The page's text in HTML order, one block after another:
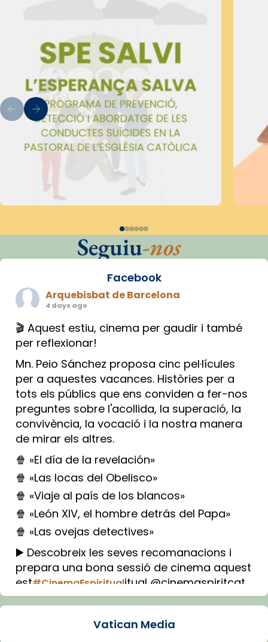
Seguiu-nos
Facebook
Arquebisbat de Barcelona
4 days ago
🎬 Aquest estiu, cinema per gaudir i també
per reflexionar!
Mn. Peio Sánchez proposa cinc pel·lícules
per a aquestes vacances. Històries per a
tots els públics que ens conviden a fer-nos
preguntes sobre l'acollida, la superació, la
convivència, la vocació i la nostra manera
de mirar els altres.
🍿 «El día de la revelación»
🍿 «Las locas del Obelisco»
🍿 «Viaje al país de los blancos»
🍿 «León XIV, el hombre detrás del Papa»
🍿 «Las ovejas detectives»
▶️ Descobreix les seves recomanacions i
prepara una bona sessió de cinema aquest
est#CinemaEspiritualitual @cinemaspiritcat
Imatge: Generada amb IA (OpenAI)
Vatican Media